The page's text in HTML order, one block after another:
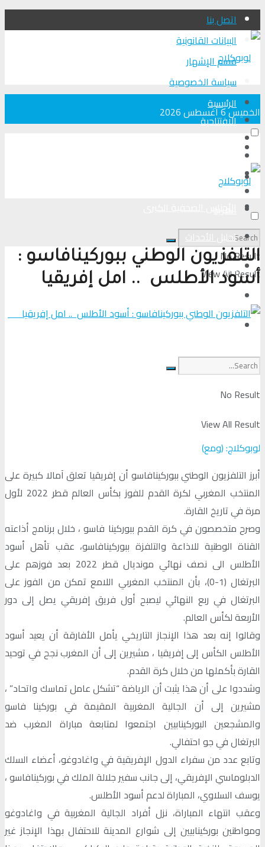
اتصل بنا
البيانات القانونية
قسم الإشهار
سياسة الخصوصية
الخميس 6 أغسطس 2026الرئيسية
الافتتاحية
من عين المكان
لوبوكلاج TV
No Result
View All Result
الافتتاحية
تحلیل الأحداث
من عين المكان
المزيد
No Result
View All Result
التلفزيون الوطني ببوركينافاسو :
أسود الأطلس .. امل إفريقيا
لوبوكلاج: (ومع)
أبرز التلفزيون الوطني ببوركينافاسو أن إفريقيا تعلق آمالا كبيرة على
المنتخب المغربي لكرة القدم للفوز بكأس العالم قطر 2022 لأول
مرة في تاريخ القارة.
وصرح متخصصون في كرة القدم ببوركينا فاسو ، خلال برنامج أذاعته
القناة الوطنية للاذاعة والتلفزة ببوركينافاسو، عقب تأهل أسود
الأطلس الى نصف نهائي مونديال قطر 2022 بعد فوزهم على
البرتغال (1-0)، بأن المنتخب المغربي اللامع تمكن من الفوز على
البرتغال في ربع النهائي ليصبح أول فريق إفريقي يصل إلى دور
الأربعة لكأس العالم.
وقالوا إنه بعد هذا الإنجاز التاريخي يأمل الأفارقة أن يعيد أسود
الأطلس الكأس إلى إفريقيا ، مشيرين إلى أن المغرب نجح في توحيد
القارة بأكملها من خلال كرة القدم.
وشددوا على أن هذا يثبت أن الرياضة “تشكل عامل تماسك واتحاد” ،
مشيرين إلى أن الجالية المغربية المقيمة في بوركينا فاسو
والمشجعين البوركينابيين اجتمعوا لمتابعة مباراة المغرب ضد
البرتغال في جو احتفالي.
وتابع عدد من سفراء الدول الإفريقية في واغادوغو، أعضاء السلك
الدبلوماسي الإفريقي، إلى جانب سفير جلالة الملك في بوركينافاسو ،
يوسف السلاوي، المباراة لدعم أسود الأطلس.
وعقب انتهاء المباراة، نزل أفراد الجالية المغربية في واغادوغو
ومواطنين بوركينابيين إلى شوارع المدينة للاحتفال بهذا الإنجاز غير